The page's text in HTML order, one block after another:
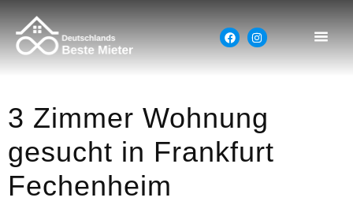
3 Zimmer Wohnung
gesucht in Frankfurt
Fechenheim